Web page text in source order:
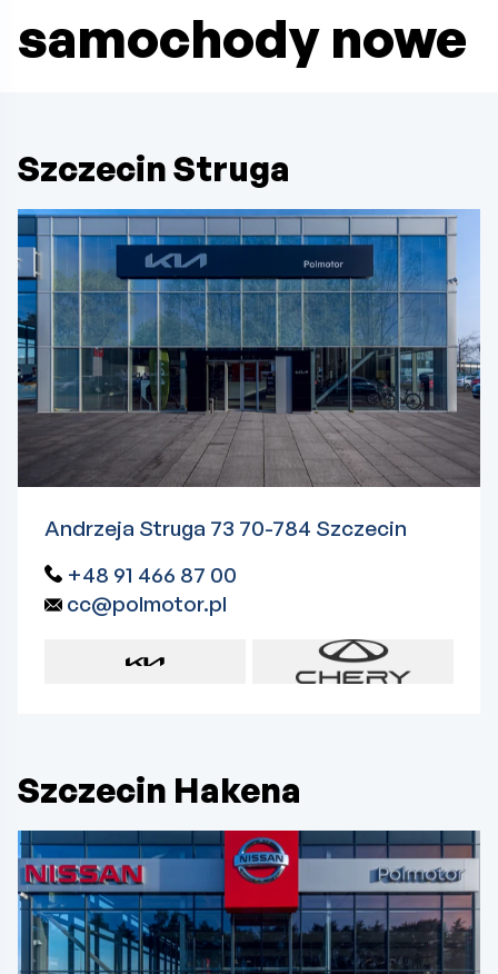
samochody nowe
Szczecin Struga
Andrzeja Struga 73 70-784 Szczecin
+48 91 466 87 00
cc@polmotor.pl
Szczecin Hakena